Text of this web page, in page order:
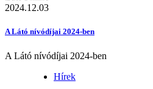
2024.12.03
A Látó nívódíjai 2024-ben
A Látó nívódíjai 2024-ben
Hírek